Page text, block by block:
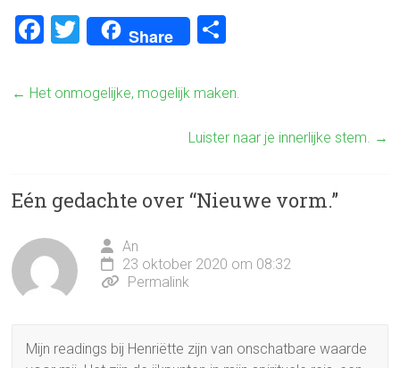
F
ce
T
tt
Share
e
← Het onmogelijke, mogelijk maken.
Luister naar je innerlijke stem. →
Eén gedachte over “Nieuwe vorm.”
An
23 oktober 2020 om 08:32
Permalink
Mijn readings bij Henriëtte zijn van onschatbare waarde